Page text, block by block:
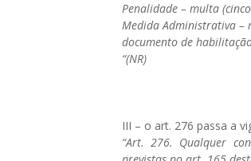
Penalidade – multa
Medida Administrativa –
documento de
“(NR)
III – o art. 276 passa a
“Art. 276. Qualquer